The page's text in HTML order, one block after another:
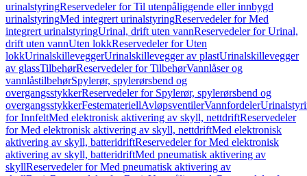
urinalstyringReservedeler for Til utenpåliggende eller innbygd
urinalstyringMed integrert urinalstyringReservedeler for Med
integrert urinalstyringUrinal, drift uten vannReservedeler for Urinal,
drift uten vannUten lokkReservedeler for Uten
lokkUrinalskilleveggerUrinalskillevegger av plastUrinalskillevegger
av glassTilbehørReservedeler for TilbehørVannlåser og
vannlåstilbehørSpylerør, spylerørsbend og
overgangsstykkerReservedeler for Spylerør, spylerørsbend og
overgangsstykkerFestemateriellAvløpsventilerVannfordeler
for InnfeltMed elektronisk aktivering av skyll, nettdriftReservedeler
for Med elektronisk aktivering av skyll, nettdriftMed elektronisk
aktivering av skyll, batteridriftReservedeler for Med elektronisk
aktivering av skyll, batteridriftMed pneumatisk aktivering av
skyllReservedeler for Med pneumatisk aktivering av